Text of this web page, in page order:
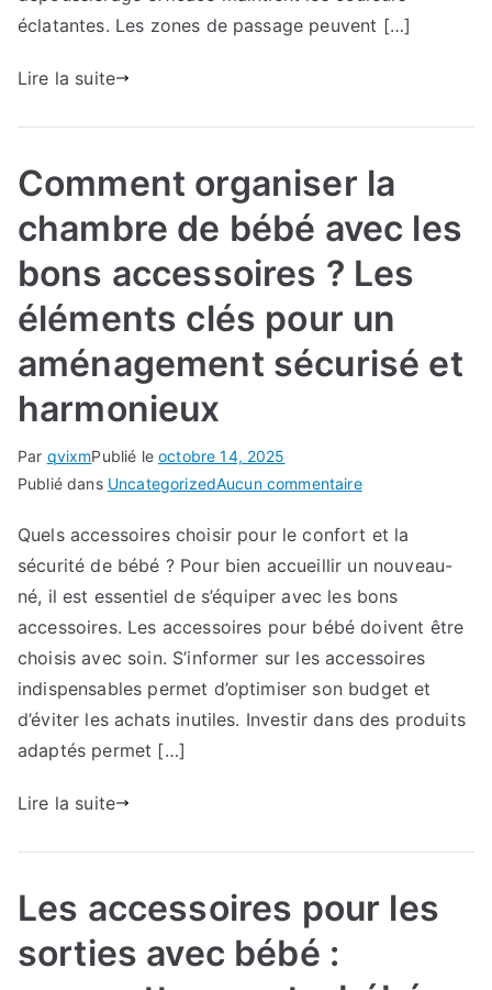
Astuces
éclatantes. Les zones de passage peuvent […]
Lire la suite
Comment organiser la
chambre de bébé avec les
bons accessoires ? Les
éléments clés pour un
aménagement sécurisé et
harmonieux
Par qvixmPublié leoctobre 14, 2025
Publié dans UncategorizedAucun commentairesur
organiser
la
chambre
de
bébé
les
bons
pour
un
Quels accessoires choisir pour le confort et la
sécurité de bébé ? Pour bien accueillir un nouveau-
né, il est essentiel de s’équiper avec les bons
accessoires. Les accessoires pour bébé doivent être
choisis avec soin. S’informer sur les accessoires
indispensables permet d’optimiser son budget et
d’éviter les achats inutiles. Investir dans des produits
adaptés permet […]
Lire la suite
Les accessoires pour les
sorties avec bébé :